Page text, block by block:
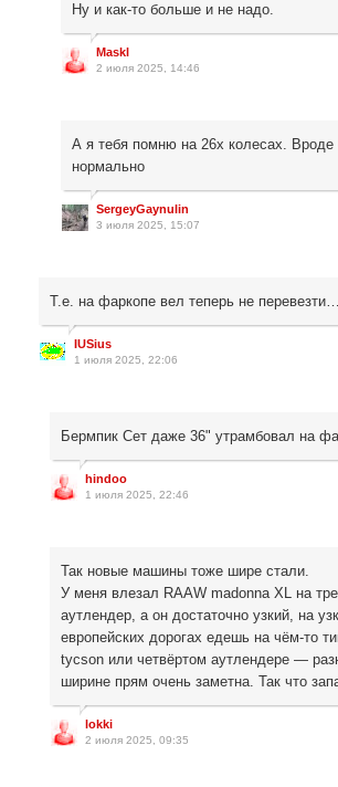
Ну и как-то больше и не надо.
Maskl
2 июля 2025, 14:46
А я тебя помню на 26х колесах. Вроде
нормально
SergeyGaynulin
3 июля 2025, 15:07
Т.е. на фаркопе вел теперь не перевезти…
IUSius
1 июля 2025, 22:06
Бермпик Сет даже 36" утрамбовал на
hindoo
1 июля 2025, 22:46
Так новые машины тоже шире стали.
У меня влезал RAAW madonna XL на
аутлендер, а он достаточно узкий, на
европейских дорогах едешь на чём-то
tycson или четвёртом аутлендере —
ширине прям очень заметна. Так что
lokki
2 июля 2025, 09:35